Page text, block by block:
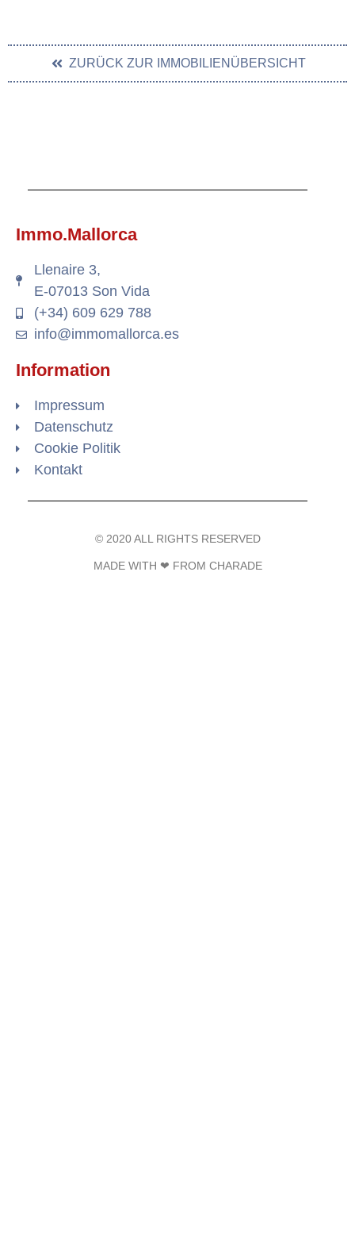
ZURÜCK ZUR IMMOBILIENÜBERSICHT
Immo.Mallorca
Llenaire 3,
E-07013 Son Vida
(+34) 609 629 788
info@immomallorca.es
Information
Impressum
Datenschutz
Cookie Politik
Kontakt
© 2020 ALL RIGHTS RESERVED​
MADE WITH ❤ FROM CHARADE